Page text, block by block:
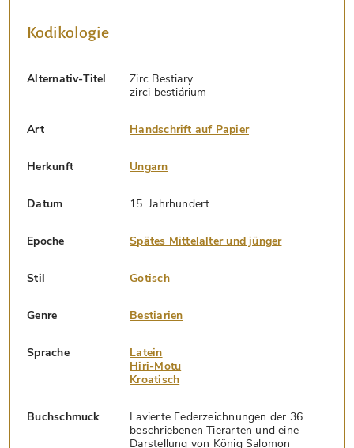
Kodikologie
Alternativ-Titel
Zirc Bestiary
zirci bestiárium
Art Handschrift auf Papier
Herkunft Ungarn
Datum 15. Jahrhundert
Epoche Spätes Mittelalter und jünger
Stil Gotisch
Genre Bestiarien
Sprache
Latein
Hiri-Motu
Kroatisch
Buchschmuck
Lavierte Federzeichnungen der 36
beschriebenen Tierarten und eine
Darstellung von König Salomon